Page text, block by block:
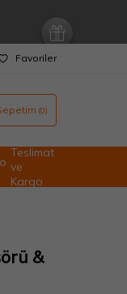
Favoriler
(0)
Teslimat
ve
Kargo
&